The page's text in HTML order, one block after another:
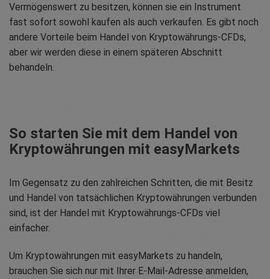
Vermögenswert zu besitzen, können sie ein Instrument
fast sofort sowohl kaufen als auch verkaufen. Es gibt noch
andere Vorteile beim Handel von Kryptowährungs-CFDs,
aber wir werden diese in einem späteren Abschnitt
behandeln.
So starten Sie mit dem Handel von
Kryptowährungen mit easyMarkets
Im Gegensatz zu den zahlreichen Schritten, die mit Besitz
und Handel von tatsächlichen Kryptowährungen verbunden
sind, ist der Handel mit Kryptowährungs-CFDs viel
einfacher.
Um Kryptowährungen mit easyMarkets zu handeln,
brauchen Sie sich nur mit Ihrer E-Mail-Adresse anmelden,